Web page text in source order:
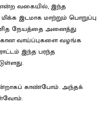
என்ற வகையில், இந்த
இடமாக மாற்றும் பொறுப்பு
நேயத்தை அனைத்து
வாய்ப்புகளை வழங்க
இந்த பரந்த
காண்போம். அந்தக்